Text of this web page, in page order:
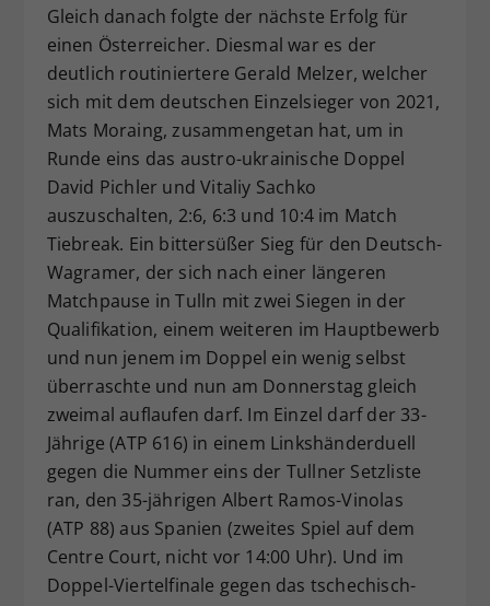
Gleich danach folgte der nächste Erfolg für
einen Österreicher. Diesmal war es der
deutlich routiniertere Gerald Melzer, welcher
sich mit dem deutschen Einzelsieger von 2021,
Mats Moraing, zusammengetan hat, um in
Runde eins das austro-ukrainische Doppel
David Pichler und Vitaliy Sachko
auszuschalten, 2:6, 6:3 und 10:4 im Match
Tiebreak. Ein bittersüßer Sieg für den Deutsch-
Wagramer, der sich nach einer längeren
Matchpause in Tulln mit zwei Siegen in der
Qualifikation, einem weiteren im Hauptbewerb
und nun jenem im Doppel ein wenig selbst
überraschte und nun am Donnerstag gleich
zweimal auflaufen darf. Im Einzel darf der 33-
Jährige (ATP 616) in einem Linkshänderduell
gegen die Nummer eins der Tullner Setzliste
ran, den 35-jährigen Albert Ramos-Vinolas
(ATP 88) aus Spanien (zweites Spiel auf dem
Centre Court, nicht vor 14:00 Uhr). Und im
Doppel-Viertelfinale gegen das tschechisch-